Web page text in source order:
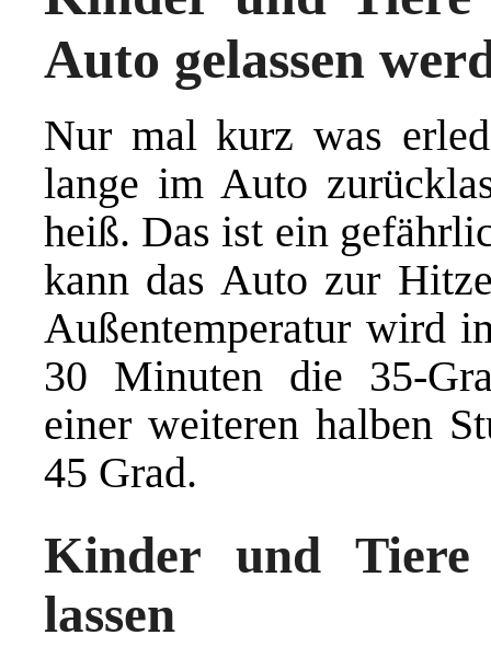
Auto gelassen
Nur mal kurz was
lange im Auto
heiß. Das ist ein
kann das Auto zur
Außentemperatur wird
30 Minuten die 35-
einer weiteren halben
45 Grad.
Kinder und
lassen